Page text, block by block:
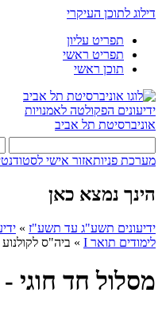
דילוג לתוכן העיקרי
תפריט עליון
תפריט ראשי
תוכן ראשי
ידיעונים הפקולטה לאמנויות
אוניברסיטת תל אביב
מערכת פניותאזור אישי
הינך נמצא כאן
ידיעונים תשע"ג עד תשע"ז »
לימודים תואר I
» ביה"ס לקולנוע
מסלול חד חוגי -